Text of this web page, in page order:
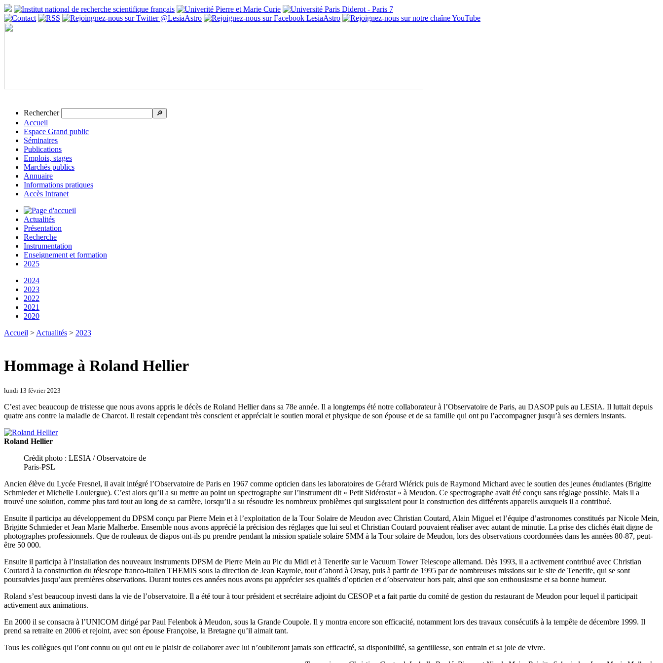
Rechercher 🔎
Accueil
Espace Grand public
Séminaires
Publications
Emplois, stages
Marchés publics
Annuaire
Informations pratiques
Accès Intranet
Actualités
Présentation
Recherche
Instrumentation
Enseignement et formation
2025
2024
2023
2022
2021
2020
Accueil > Actualités > 2023
Hommage à Roland Hellier
lundi 13 février 2023
C’est avec beaucoup de tristesse que nous avons appris le décès de Roland Hellier dans sa 78e année. Il a longtemps été notre collaborateur à l’Observatoire de Paris, au DASOP puis au LESIA. Il luttait depuis
quatre ans contre la maladie de Charcot. Il restait cependant très conscient et appréciait le soutien moral et physique de son épouse et de sa famille qui ont pu l’accompagner jusqu’à ses derniers instants.
Roland Hellier
Crédit photo : LESIA / Observatoire de
Paris-PSL
Ancien élève du Lycée Fresnel, il avait intégré l’Observatoire de Paris en 1967 comme opticien dans les laboratoires de Gérard Wlérick puis de Raymond Michard avec le soutien des jeunes étudiantes (Brigitte
Schmieder et Michelle Loulergue). C’est alors qu’il a su mettre au point un spectrographe sur l’instrument dit « Petit Sidérostat » à Meudon. Ce spectrographe avait été conçu sans réglage possible. Mais il a
trouvé une solution, comme plus tard tout au long de sa carrière, lorsqu’il a su résoudre les nombreux problèmes qui surgissaient pour la construction des différents appareils auxquels il a contribué.
Ensuite il participa au développement du DPSM conçu par Pierre Mein et à l’exploitation de la Tour Solaire de Meudon avec Christian Coutard, Alain Miguel et l’équipe d’astronomes constitués par Nicole Mein,
Brigitte Schmieder et Jean Marie Malherbe. Ensemble nous avons apprécié la précision des réglages que lui seul et Christian Coutard pouvaient réaliser avec autant de minutie. La prise des clichés était digne de
photographes professionnels. Que de rouleaux de diapos ont-ils pu prendre pendant la mission spatiale solaire SMM à la Tour solaire de Meudon, lors des observations coordonnées dans les années 80-87, peut-
être 50 000.
Ensuite il participa à l’installation des nouveaux instruments DPSM de Pierre Mein au Pic du Midi et à Tenerife sur le Vacuum Tower Telescope allemand. Dès 1993, il a activement contribué avec Christian
Coutard à la construction du télescope franco-italien THEMIS sous la direction de Jean Rayrole, tout d’abord à Orsay, puis à partir de 1995 par de nombreuses missions sur le site de Tenerife, qui se sont
poursuivies jusqu’aux premières observations. Durant toutes ces années nous avons pu apprécier ses qualités d’opticien et d’observateur hors pair, ainsi que son enthousiasme et sa bonne humeur.
Roland s’est beaucoup investi dans la vie de l’observatoire. Il a été tour à tour président et secrétaire adjoint du CESOP et a fait partie du comité de gestion du restaurant de Meudon pour lequel il participait
activement aux animations.
En 2000 il se consacra à l’UNICOM dirigé par Paul Felenbok à Meudon, sous la Grande Coupole. Il y montra encore son efficacité, notamment lors des travaux consécutifs à la tempête de décembre 1999. Il
prend sa retraite en 2006 et rejoint, avec son épouse Françoise, la Bretagne qu’il aimait tant.
Tous les collègues qui l’ont connu ou qui ont eu le plaisir de collaborer avec lui n’oublieront jamais son efficacité, sa disponibilité, sa gentillesse, son entrain et sa joie de vivre.